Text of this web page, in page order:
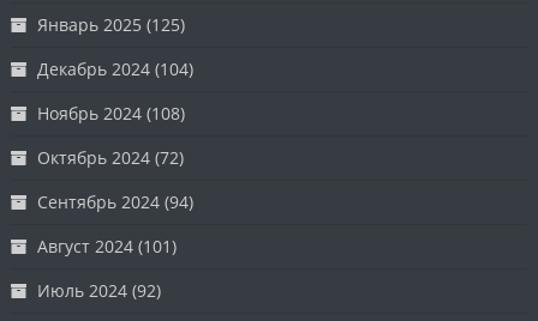
Январь 2025 (125)
Декабрь 2024 (104)
Ноябрь 2024 (108)
Октябрь 2024 (72)
Сентябрь 2024 (94)
Август 2024 (101)
Июль 2024 (92)